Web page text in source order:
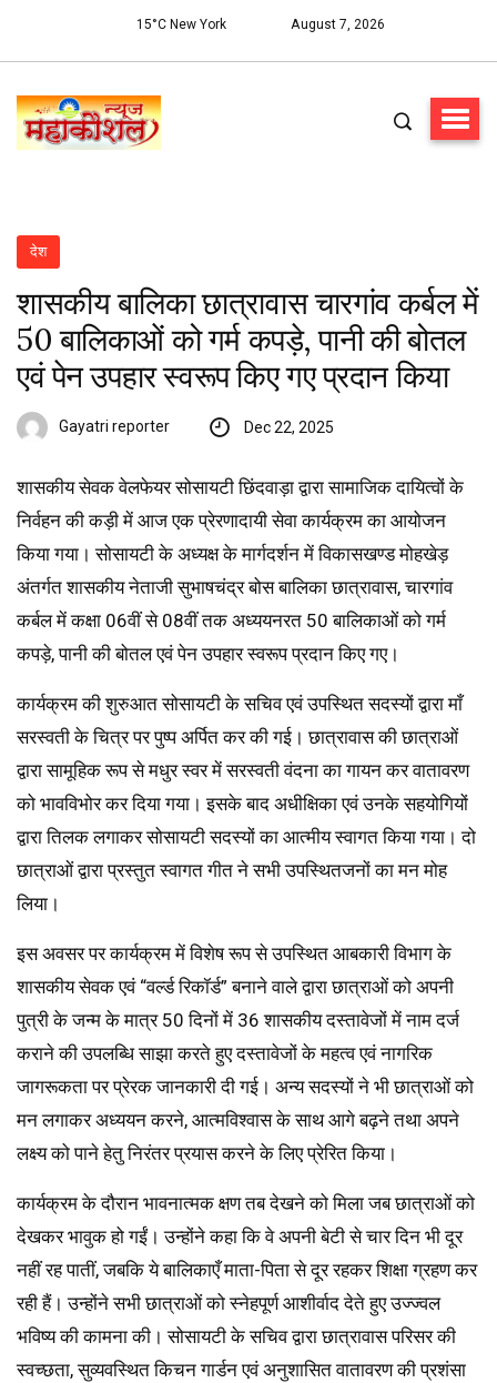
15°C New York August 7, 2026
देश
शासकीय बालिका छात्रावास चारगांव कर्बल में
50 बालिकाओं को गर्म कपड़े, पानी की बोतल
एवं पेन उपहार स्वरूप किए गए प्रदान किया
Gayatri reporter Dec 22, 2025
शासकीय सेवक वेलफेयर सोसायटी छिंदवाड़ा द्वारा सामाजिक दायित्वों के
निर्वहन की कड़ी में आज एक प्रेरणादायी सेवा कार्यक्रम का आयोजन
किया गया। सोसायटी के अध्यक्ष के मार्गदर्शन में विकासखण्ड मोहखेड़
अंतर्गत शासकीय नेताजी सुभाषचंद्र बोस बालिका छात्रावास, चारगांव
कर्बल में कक्षा 06वीं से 08वीं तक अध्ययनरत 50 बालिकाओं को गर्म
कपड़े, पानी की बोतल एवं पेन उपहार स्वरूप प्रदान किए गए।
कार्यक्रम की शुरुआत सोसायटी के सचिव एवं उपस्थित सदस्यों द्वारा माँ
सरस्वती के चित्र पर पुष्प अर्पित कर की गई। छात्रावास की छात्राओं
द्वारा सामूहिक रूप से मधुर स्वर में सरस्वती वंदना का गायन कर वातावरण
को भावविभोर कर दिया गया। इसके बाद अधीक्षिका एवं उनके सहयोगियों
द्वारा तिलक लगाकर सोसायटी सदस्यों का आत्मीय स्वागत किया गया। दो
छात्राओं द्वारा प्रस्तुत स्वागत गीत ने सभी उपस्थितजनों का मन मोह
लिया।
इस अवसर पर कार्यक्रम में विशेष रूप से उपस्थित आबकारी विभाग के
शासकीय सेवक एवं “वर्ल्ड रिकॉर्ड” बनाने वाले द्वारा छात्राओं को अपनी
पुत्री के जन्म के मात्र 50 दिनों में 36 शासकीय दस्तावेजों में नाम दर्ज
कराने की उपलब्धि साझा करते हुए दस्तावेजों के महत्व एवं नागरिक
जागरूकता पर प्रेरक जानकारी दी गई। अन्य सदस्यों ने भी छात्राओं को
मन लगाकर अध्ययन करने, आत्मविश्वास के साथ आगे बढ़ने तथा अपने
लक्ष्य को पाने हेतु निरंतर प्रयास करने के लिए प्रेरित किया।
कार्यक्रम के दौरान भावनात्मक क्षण तब देखने को मिला जब छात्राओं को
देखकर भावुक हो गईं। उन्होंने कहा कि वे अपनी बेटी से चार दिन भी दूर
नहीं रह पातीं, जबकि ये बालिकाएँ माता-पिता से दूर रहकर शिक्षा ग्रहण कर
रही हैं। उन्होंने सभी छात्राओं को स्नेहपूर्ण आशीर्वाद देते हुए उज्ज्वल
भविष्य की कामना की। सोसायटी के सचिव द्वारा छात्रावास परिसर की
स्वच्छता, सुव्यवस्थित किचन गार्डन एवं अनुशासित वातावरण की प्रशंसा